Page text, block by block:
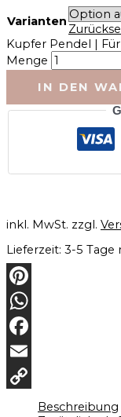
Varianten
Kupfer Pendel |
Menge
IN DEN
inkl. MwSt. zzgl.
Lieferzeit: 3-5 Tage
Pinterest
WhatsApp
Facebook
Email
Beschreibung